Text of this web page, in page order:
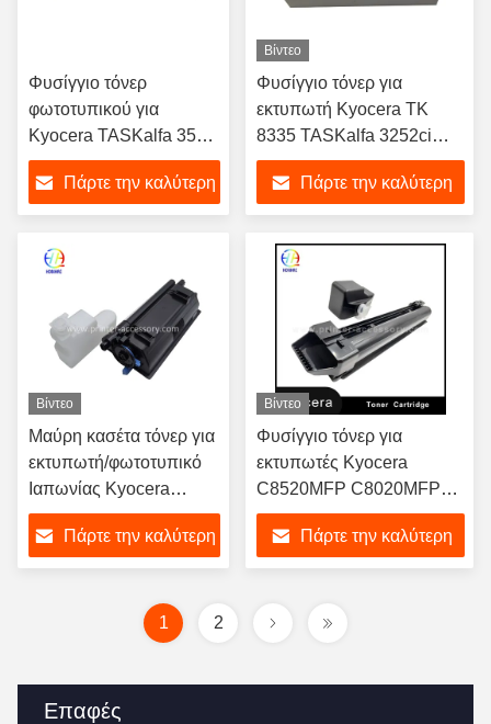
Επαφές
Φυσίγγιο τόνερ
φωτοτυπικού για
Kyocera TASKalfa 3500i
4500i 5500i 3501i 4501i
5501i TK-6305
1T02LH0NL1
Πάρτε την καλύτερη
Βίντεο
Φυσίγγιο τόνερ για
εκτυπωτή Kyocera TK
8335 TASKalfa 3252ci
3253ci, σκόνη Ιαπωνίας, 1
σετ
Πάρτε την καλύτερη
Βίντεο
Μαύρη κασέτα τόνερ για
εκτυπωτή/φωτοτυπικό
Ιαπωνίας Kyocera
ECOSYS MA4500ifx
MA4500ix PA4500x
MA4500ifx MA4500ix
Πάρτε την καλύτερη
Βίντεο
Φυσίγγιο τόνερ για
εκτυπωτές Kyocera
C8520MFP C8020MFP
C8025MFP C8030MFP
C8525MFP TK-895
Πάρτε την καλύτερη
1 2